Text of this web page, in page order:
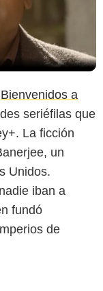
Bienvenidos a
seriéfilas que
La ficción
un
Unidos.
iban a
fundó
de